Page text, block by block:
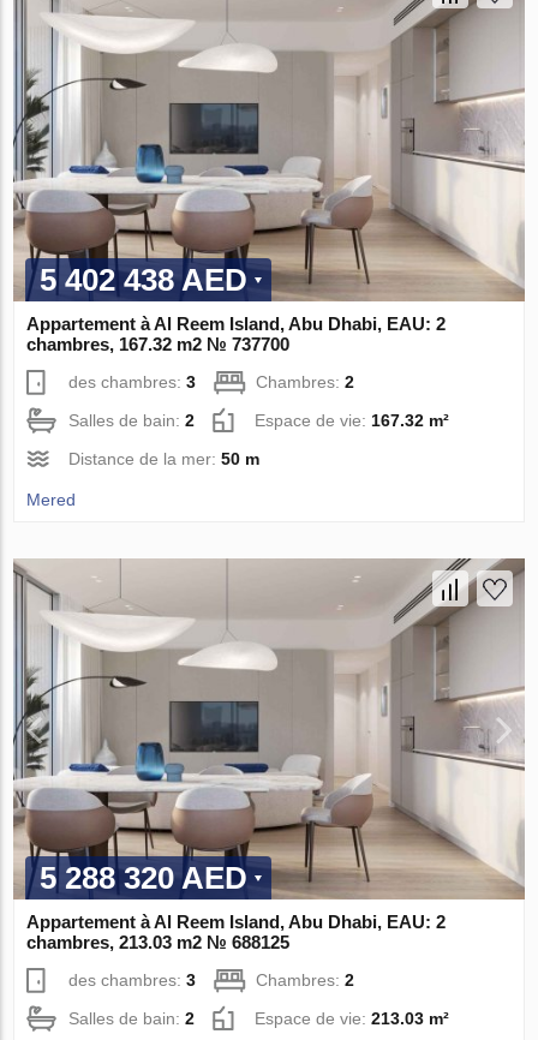
5 402 438 AED
Appartement à Al Reem Island, Abu Dhabi, EAU: 2
chambres, 167.32 m2 № 737700
des chambres:3 Chambres:2
Salles de bain:2 Espace de vie: 167.32 m²
Distance de la mer:50 m
Mered
5 288 320 AED
Appartement à Al Reem Island, Abu Dhabi, EAU: 2
chambres, 213.03 m2 № 688125
des chambres:3 Chambres:2
Salles de bain:2 Espace de vie:213.03 m²